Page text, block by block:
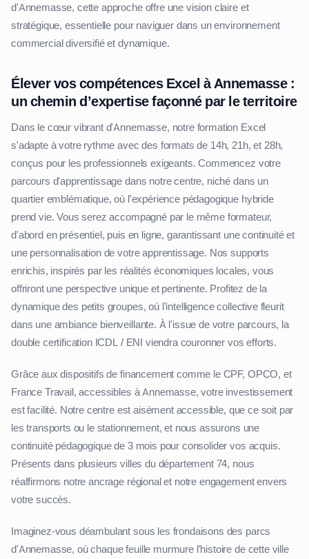
d'Annemasse, cette approche offre une vision claire et
stratégique, essentielle pour naviguer dans un environnement
commercial diversifié et dynamique.
Élever vos compétences Excel à Annemasse :
un chemin d’expertise façonné par le territoire
Dans le cœur vibrant d'Annemasse, notre formation Excel
s'adapte à votre rythme avec des formats de 14h, 21h, et 28h,
conçus pour les professionnels exigeants. Commencez votre
parcours d'apprentissage dans notre centre, niché dans un
quartier emblématique, où l'expérience pédagogique hybride
prend vie. Vous serez accompagné par le même formateur,
d'abord en présentiel, puis en ligne, garantissant une continuité et
une personnalisation de votre apprentissage. Nos supports
enrichis, inspirés par les réalités économiques locales, vous
offriront une perspective unique et pertinente. Profitez de la
dynamique des petits groupes, où l'intelligence collective fleurit
dans une ambiance bienveillante. À l'issue de votre parcours, la
double certification ICDL / ENI viendra couronner vos efforts.
Grâce aux dispositifs de financement comme le CPF, OPCO, et
France Travail, accessibles à Annemasse, votre investissement
est facilité. Notre centre est aisément accessible, que ce soit par
les transports ou le stationnement, et nous assurons une
continuité pédagogique de 3 mois pour consolider vos acquis.
Présents dans plusieurs villes du département 74, nous
réaffirmons notre ancrage régional et notre engagement envers
votre succès.
Imaginez-vous déambulant sous les frondaisons des parcs
d'Annemasse, où chaque feuille murmure l'histoire de cette ville